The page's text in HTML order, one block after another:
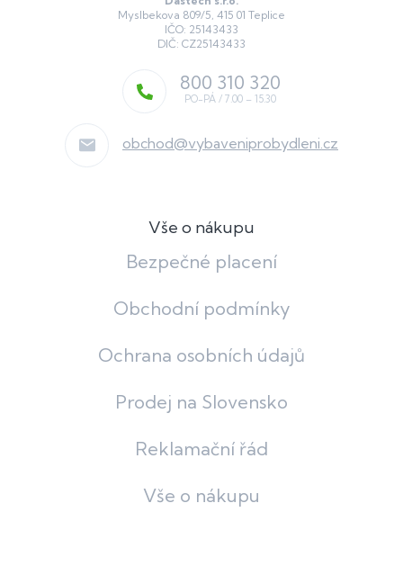
Myslbekova 809/5, 415 01 Teplice
IČO: 25143433
DIČ: CZ25143433
obchod@vybaveniprobydleni.cz
800 310 320
Vše o nákupu
Bezpečné placení
Obchodní podmínky
Ochrana osobních údajů
Prodej na Slovensko
Reklamační řád
Vše o nákupu